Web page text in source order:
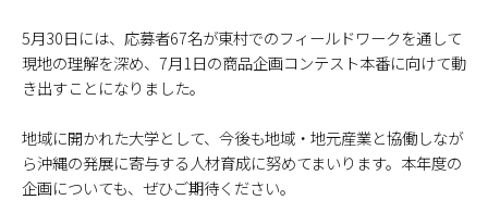
5月30日には、応募者67名が東村でのフィールドワークを通して
現地の理解を深め、7月1日の商品企画コンテスト本番に向けて動
き出すことになりました。
地域に開かれた大学として、今後も地域・地元産業と協働しなが
ら沖縄の発展に寄与する人材育成に努めてまいります。本年度の
企画についても、ぜひご期待ください。